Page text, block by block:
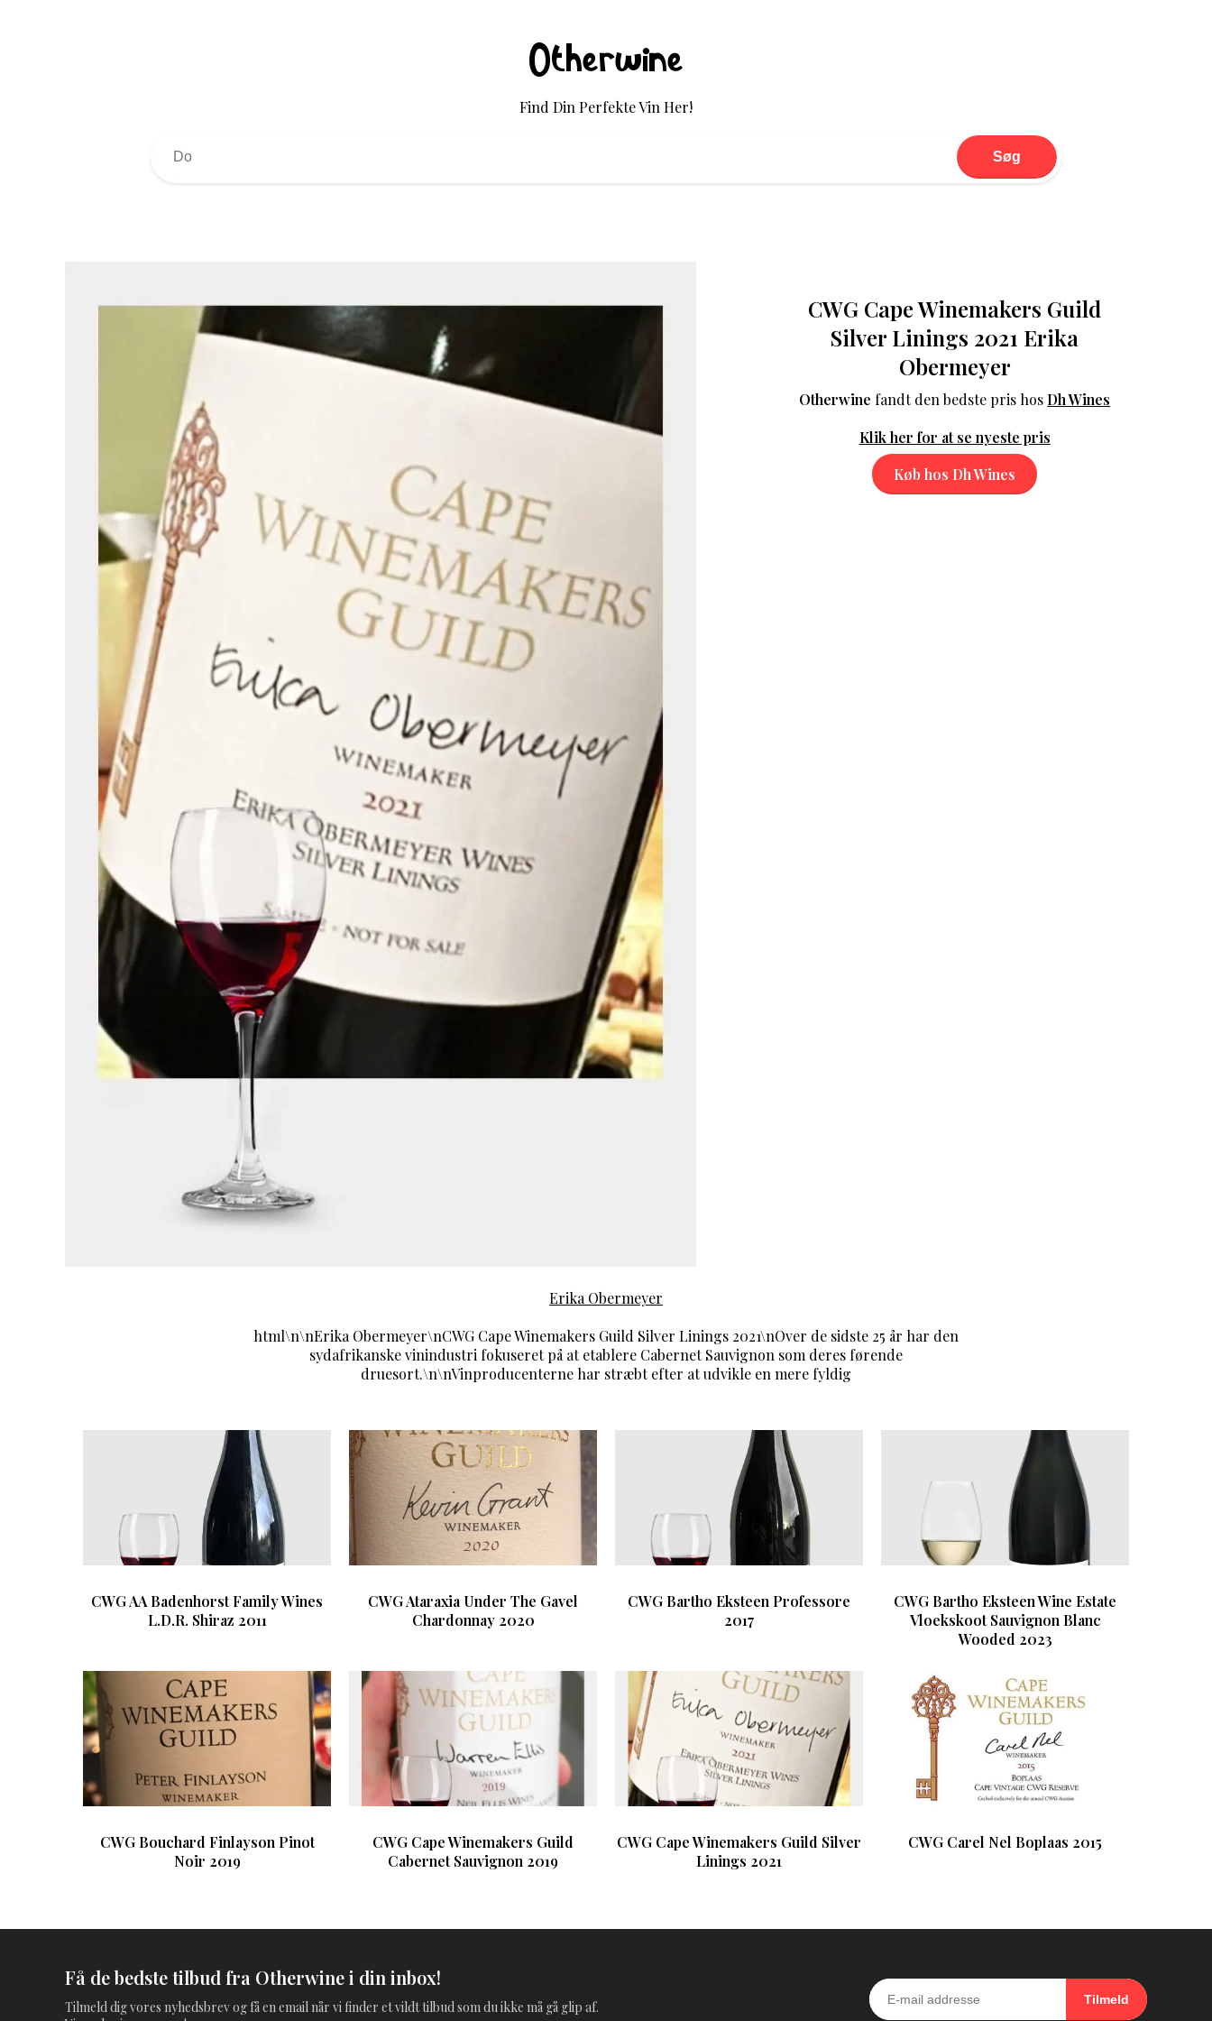
Otherwine
Find Din Perfekte Vin Her!
Søg
CWG Cape Winemakers Guild
Silver Linings 2021 Erika
Obermeyer
Otherwine fandt den bedste pris hos Dh Wines
Klik her for at se nyeste pris
Køb hos Dh Wines
Erika Obermeyer
html\n\nErika Obermeyer\nCWG Cape Winemakers Guild Silver Linings 2021\nOver de sidste 25 år har den
sydafrikanske vinindustri fokuseret på at etablere Cabernet Sauvignon som deres førende
druesort.\n\nVinproducenterne har stræbt efter at udvikle en mere fyldig
CWG AA Badenhorst Family Wines
L.D.R. Shiraz 2011
CWG Ataraxia Under The Gavel
Chardonnay 2020
CWG Bartho Eksteen Professore
2017
CWG Bartho Eksteen Wine Estate
Vloekskoot Sauvignon Blanc
Wooded 2023
CWG Bouchard Finlayson Pinot
Noir 2019
CWG Cape Winemakers Guild
Cabernet Sauvignon 2019
CWG Cape Winemakers Guild Silver
Linings 2021
CWG Carel Nel Boplaas 2015
Få de bedste tilbud fra Otherwine i din inbox!
Tilmeld dig vores nyhedsbrev og få en email når vi finder et vildt tilbud som du ikke må gå glip af.
Tilmeld